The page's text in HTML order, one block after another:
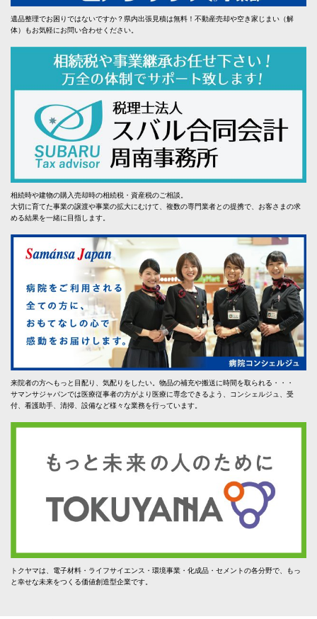
遺品整理でお困りではないですか？県内出張見積は無料！不動産売却や空き家じまい（解
体）もお気軽にお問い合わせください。
相続時や建物の購入売却時の相続税・資産税のご相談。
大切に育てた事業の譲渡や事業の拡大にむけて、複数の専門業者との提携で、お客さまの求
める結果を一緒に目指します。
来院者の方へもっと目配り、気配りをしたい。物品の補充や搬送に時間を取られる・・・
サマンサジャパンでは医療従事者の方がより医療に専念できるよう、コンシェルジュ、受
付、看護助手、清掃、設備など様々な業務を行っています。
トクヤマは、電子材料・ライフサイエンス・環境事業・化成品・セメントの各分野で、もっ
と幸せな未来をつくる価値創造型企業です。